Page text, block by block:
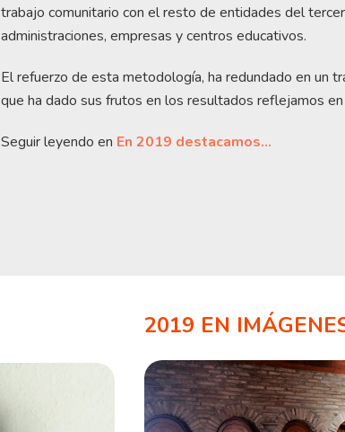
trabajo comunitario con el resto de entidades del
administraciones, empresas y centros educativos.
El refuerzo de esta metodología, ha redundado en un
que ha dado sus frutos en los resultados reflejamos
Seguir leyendo en En 2019 destacamos…
2019 EN